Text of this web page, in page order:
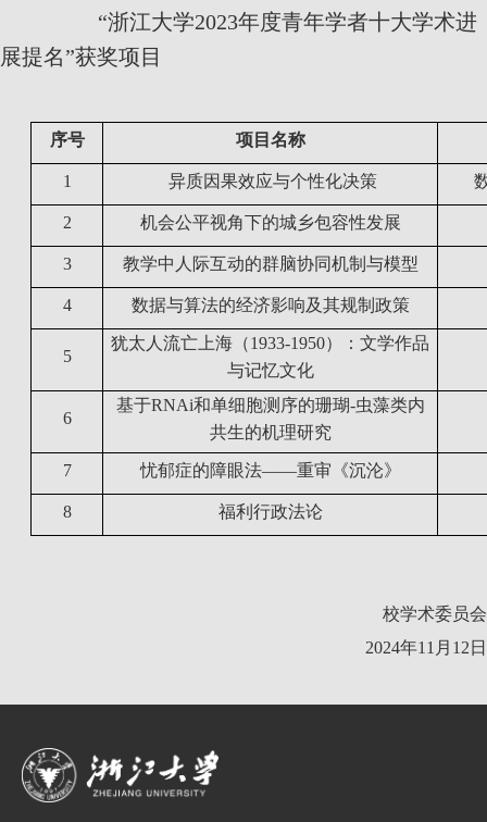
“浙江大学2023年度青年学者十大学术进
展提名”获奖项目
序号 项目名称
1 异质因果效应与个性化决策
2 机会公平视角下的城乡包容性发展
3 教学中人际互动的群脑协同机制与模型
4 数据与算法的经济影响及其规制政策
5
犹太人流亡上海（1933-1950）：文学作品
与记忆文化
6
基于RNAi和单细胞测序的珊瑚-虫藻类内
共生的机理研究
7 忧郁症的障眼法——重审《沉沦》
8 福利行政法论
校学术委员会
2024年11 月 12 日